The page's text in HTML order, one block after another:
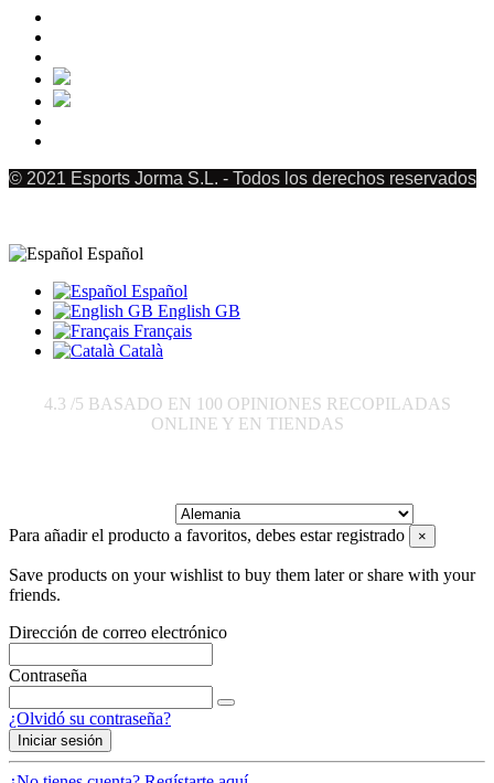
© 2021 Esports Jorma S.L. - Todos los derechos reservados
Español
Español
English GB
Français
Català
4.3 /5 BASADO EN 100 OPINIONES RECOPILADAS
ONLINE Y EN TIENDAS
Para añadir el producto a favoritos, debes estar registrado ×
Save products on your wishlist to buy them later or share with your
friends.
Dirección de correo electrónico
Contraseña
¿Olvidó su contraseña?
Iniciar sesión